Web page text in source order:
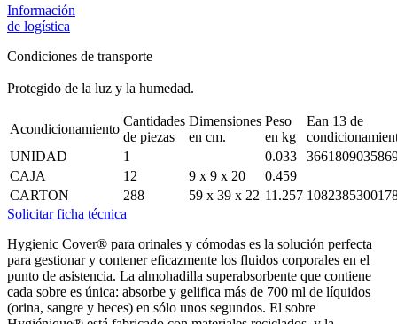
Información
de logística
Condiciones de transporte
Protegido de la luz y la humedad.
Acondicionamiento
Cantidades
de piezas
Dimensiones
en cm.
Peso
en kg
Ean 13 de
UNIDAD
1 0.033
CAJA
12 9 x 9 x 20
0.459
CARTON
288 59 x 39 x 22 11.257
Solicitar ficha técnica
Hygienic Cover® para orinales y cómodas es la solución perfecta
para gestionar y contener eficazmente los fluidos corporales en el
punto de asistencia. La almohadilla superabsorbente que contiene
cada sobre es única: absorbe y gelifica más de 700 ml de líquidos
(orina, sangre y heces) en sólo unos segundos. El sobre